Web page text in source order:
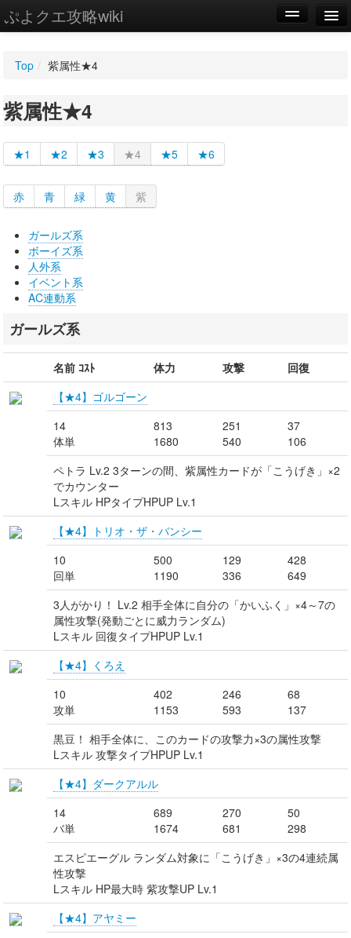
ぷよクエ攻略wiki
WIKI
設定
Top / 紫属性★4
紫属性★4
★1 ★2 ★3 ★4 ★5 ★6
赤 青 緑 黄 紫
ガールズ系
ボーイズ系
人外系
イベント系
AC連動系
ガールズ系
名前 ｺｽﾄ 体力 攻撃
回復
【★4】ゴルゴーン
14
体単
813
1680
251
540
37
106
ペトラ Lv.2 3ターンの間、紫属性カードが「こうげき」×2
でカウンター
Lスキル HPタイプHPUP Lv.1
【★4】トリオ・ザ・バンシー
10
回単
500
1190
129
336
428
649
3人がかり！ Lv.2 相手全体に自分の「かいふく」×4～7の
属性攻撃(発動ごとに威力ランダム)
Lスキル 回復タイプHPUP Lv.1
【★4】くろえ
10
攻単
402
1153
246
593
68
137
黒豆！ 相手全体に、このカードの攻撃力×3の属性攻撃
Lスキル 攻撃タイプHPUP Lv.1
【★4】ダークアルル
14
バ単
689
1674
270
681
50
298
エスピエーグル ランダム対象に「こうげき」×3の4連続属
性攻撃
Lスキル HP最大時 紫攻撃UP Lv.1
【★4】アヤミー